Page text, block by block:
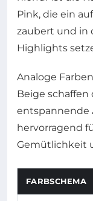
Pink, die ein
zaubert und in
Highlights
Analoge
Beige
entspannende
hervorragend
Gemütlichkeit
FARBSCHEMA